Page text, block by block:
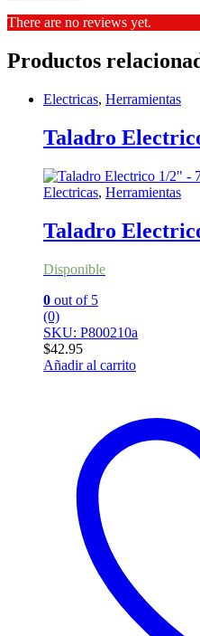
There are no reviews yet.
Productos
Electricas, Herramientas
Taladro
Electricas, Herramientas
Taladro
Disponible
0 out of 5
(0)
SKU: P800210a
$42.95
Añadir al carrito